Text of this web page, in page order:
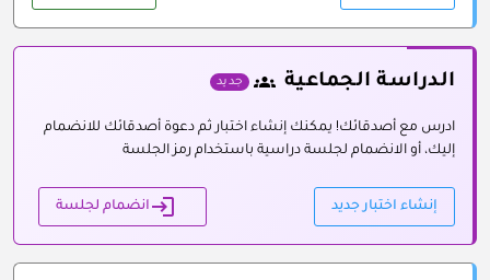
الدراسة الجماعية groups جديد
ادرس مع أصدقائك! يمكنك إنشاء اختبار ثم دعوة أصدقائك للانضمام
إليك، أو الانضمام لجلسة دراسية باستخدام رمز الجلسة
إنشاء اختبار جديد login انضمام لجلسة